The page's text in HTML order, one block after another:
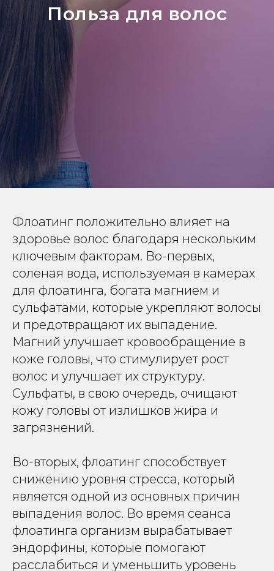
Польза для волос
Флоатинг положительно влияет на
здоровье волос благодаря нескольким
ключевым факторам. Во-первых,
соленая вода, используемая в камерах
для флоатинга, богата магнием и
сульфатами, которые укрепляют волосы
и предотвращают их выпадение.
Магний улучшает кровообращение в
коже головы, что стимулирует рост
волос и улучшает их структуру.
Сульфаты, в свою очередь, очищают
кожу головы от излишков жира и
загрязнений.
Во-вторых, флоатинг способствует
снижению уровня стресса, который
является одной из основных причин
выпадения волос. Во время сеанса
флоатинга организм вырабатывает
эндорфины, которые помогают
расслабиться и уменьшить уровень